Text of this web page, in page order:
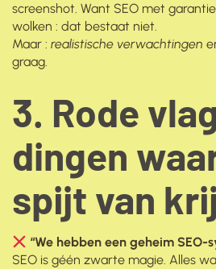
screenshot. Want SEO met
wolken : dat bestaat niet.
Maar : realistische verwachtingen
graag.
3. Rode
dingen
spijt van
“We hebben een geheim SEO-
SEO is géén zwarte magie. Alles